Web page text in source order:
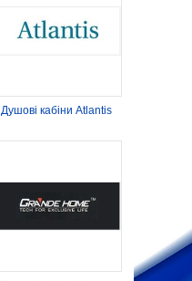
Душові кабіни Atlantis